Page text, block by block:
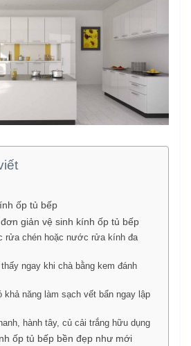
ốp tủ bếp
giản vệ sinh kính ốp tủ bếp
rửa chén hoặc nước rửa kính đa
ngay khi chà bằng kem đánh
khả năng làm sạch vết bẩn ngay lập
hành tây, củ cải trắng hữu dụng
ốp tủ bếp bền đẹp như mới